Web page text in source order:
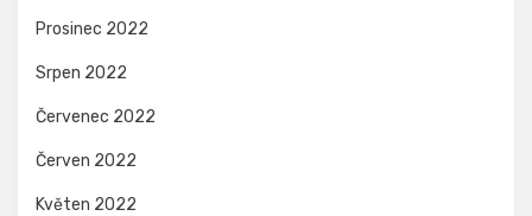
Prosinec 2022
Srpen 2022
Červenec 2022
Červen 2022
Květen 2022